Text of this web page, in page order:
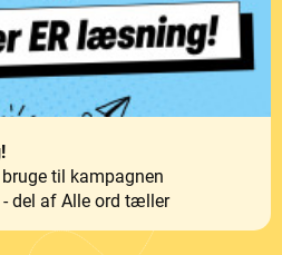
til kampagnen
del af Alle ord tæller